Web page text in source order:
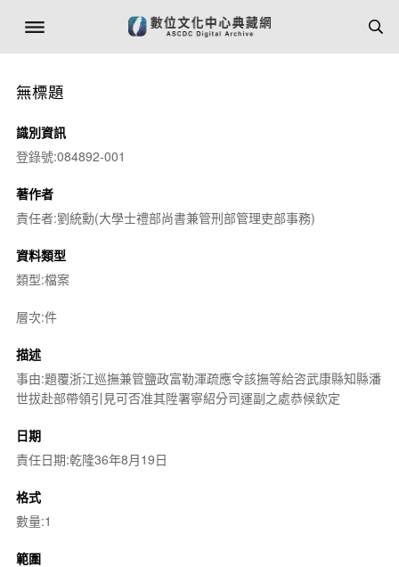
無標題
識別資訊
登錄號:084892-001
著作者
責任者:劉統勳(大學士禮部尚書兼管刑部管理吏部事務)
資料類型
類型:檔案
層次:件
描述
事由:題覆浙江巡撫兼管鹽政富勒渾疏應令該撫等給咨武康縣知縣潘
世拔赴部帶領引見可否准其陞署寧紹分司運副之處恭候欽定
日期
責任日期:乾隆36年8月19日
格式
數量:1
範圍